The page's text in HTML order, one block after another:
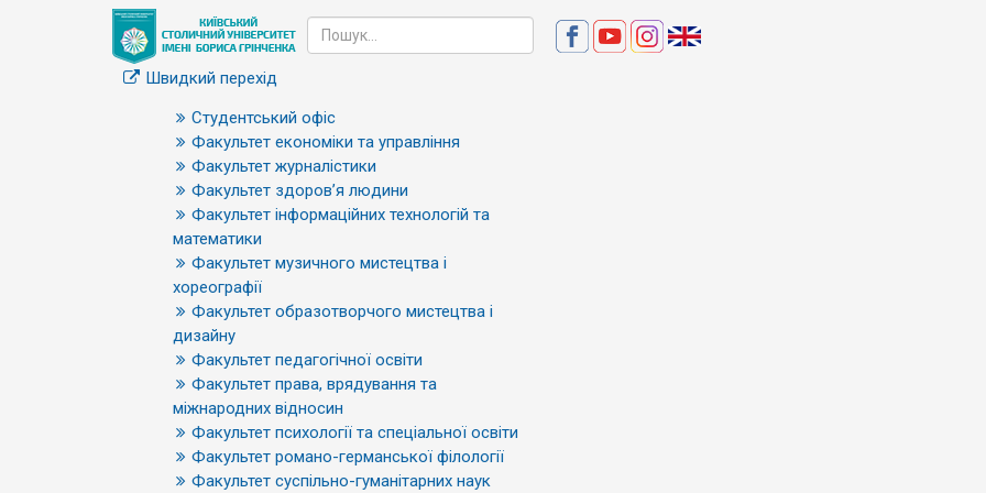
Швидкий перехід
Студентський офіс
Факультет економіки та управління
Факультет журналістики
Факультет здоров’я людини
Факультет інформаційних технологій та
математики
Факультет музичного мистецтва і
хореографії
Факультет образотворчого мистецтва і
дизайну
Факультет педагогічної освіти
Факультет права, врядування та
міжнародних відносин
Факультет психології та спеціальної освіти
Факультет романо-германської філології
Факультет суспільно-гуманітарних наук